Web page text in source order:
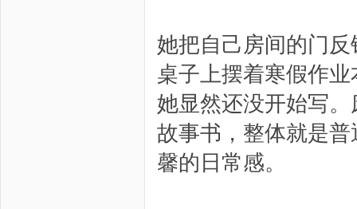
她把自己房间的门
桌子上摆着寒假作
她显然还没开始写
故事书，整体就是
馨的日常感。